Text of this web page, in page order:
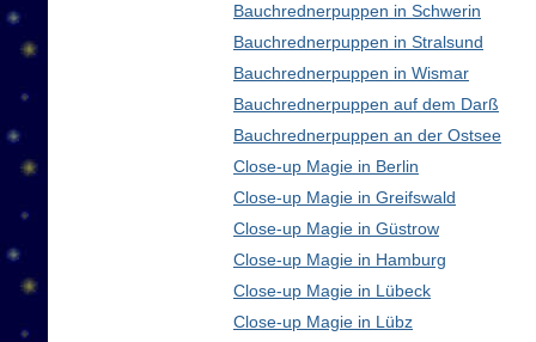
Bauchrednerpuppen in Schwerin
Bauchrednerpuppen in Stralsund
Bauchrednerpuppen in Wismar
Bauchrednerpuppen auf dem Darß
Bauchrednerpuppen an der Ostsee
Close-up Magie in Berlin
Close-up Magie in Greifswald
Close-up Magie in Güstrow
Close-up Magie in Hamburg
Close-up Magie in Lübeck
Close-up Magie in Lübz